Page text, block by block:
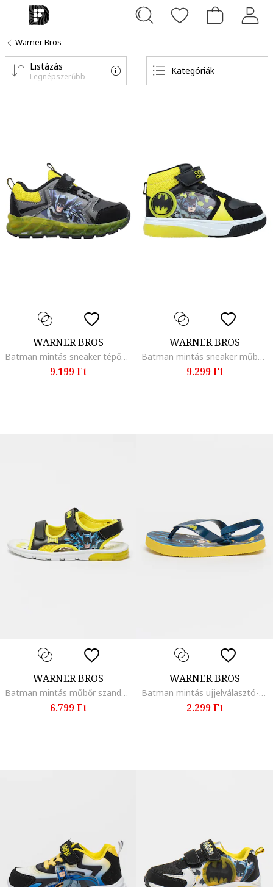
Warner Bros
Kategóriák
Listázás
Legnépszerűbb
WARNER BROS
Batman mintás sneaker tépőzárral, Fekete/Szalmasárga
9.199 Ft
WARNER BROS
Batman mintás sneaker műbőr betétekkel, Fekete/Szalmasárga
9.299 Ft
WARNER BROS
Batman mintás műbőr szandál, Fekete/Sárga/Kék
6.799 Ft
WARNER BROS
Batman mintás ujjelválasztó-pántos szandál, Tengerészkék
2.299 Ft